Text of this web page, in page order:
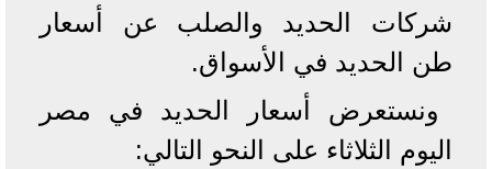
شركات الحديد والصلب عن أسعار
طن الحديد في الأسواق.
ونستعرض أسعار الحديد في مصر
اليوم الثلاثاء على النحو التالي: